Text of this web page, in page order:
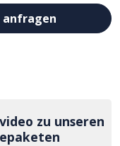
anfragen
zu unseren